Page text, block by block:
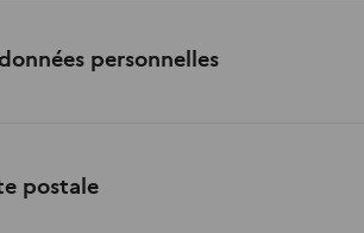
personnelles
postale